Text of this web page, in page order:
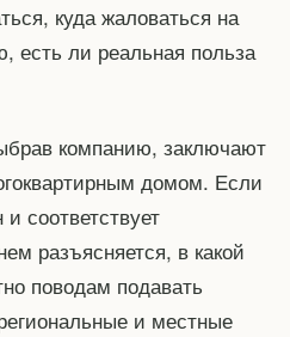
куда жаловаться на
ли реальная польза
компанию, заключают
домом. Если
соответствует
разъясняется, в какой
поводам подавать
и местные